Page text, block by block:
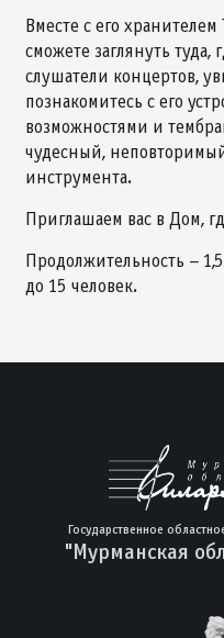
Вместе с его
сможете заглянуть
слушатели концертов,
познакомитесь с его
возможностями и
чудесный,
инструмента.
Приглашаем вас в Дом,
Продолжительность –
до 15 человек.
Государственное
"Мурманская